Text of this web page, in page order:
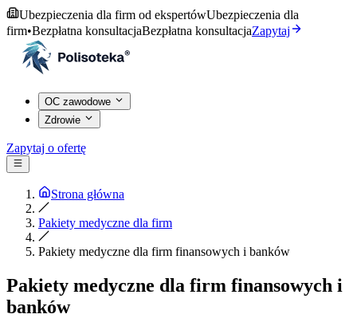
Ubezpieczenia dla firm od ekspertówUbezpieczenia dla
firm•Bezpłatna konsultacjaBezpłatna konsultacjaZapytaj
OC zawodowe
Zdrowie
Zapytaj o ofertę
Strona główna
Pakiety medyczne dla firm
Pakiety medyczne dla firm finansowych i banków
Pakiety medyczne dla firm finansowych i
banków